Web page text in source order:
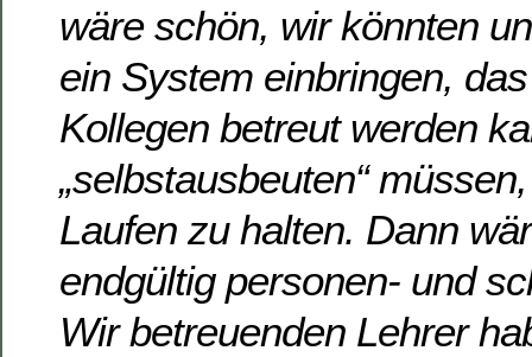
wäre schön, wir könnten
ein System einbringen,
Kollegen betreut werden
„selbstausbeuten“
Laufen zu halten. Dann
endgültig personen- und
Wir betreuenden Lehrer